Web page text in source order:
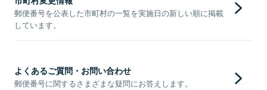
郵便番号を公表した市町村の一覧を実施日の新しい順に掲載
しています。
よくあるご質問・お問い合わせ
郵便番号に関するさまざまな疑問にお答えします。